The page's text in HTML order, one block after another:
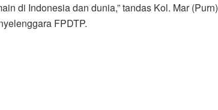
di Indonesia dan dunia,” tandas Kol. Mar (Purn)
FPDTP.